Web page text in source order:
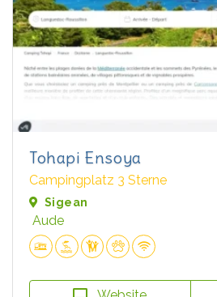
Tohapi Ensoya
Campingplatz 3 Sterne
Sigean
Aude